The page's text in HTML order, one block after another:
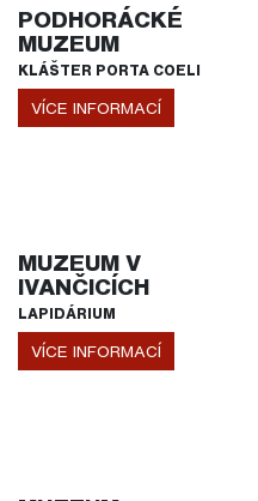
PODHORÁCKÉ
MUZEUM
KLÁŠTER PORTA COELI
VÍCE INFORMACÍ
MUZEUM V
IVANČICÍCH
LAPIDÁRIUM
VÍCE INFORMACÍ